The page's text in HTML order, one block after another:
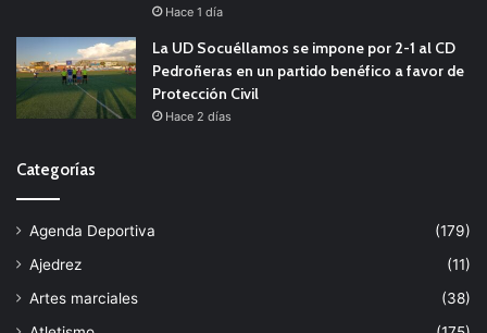
Hace 1 día
La UD Socuéllamos se impone por 2-1 al CD
Pedroñeras en un partido benéfico a favor de
Protección Civil
Hace 2 días
Categorías
Agenda Deportiva
(179)
Ajedrez
(11)
Artes marciales
(38)